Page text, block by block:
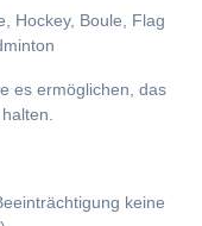
Hockey, Boule, Flag
es ermöglichen, das
keine